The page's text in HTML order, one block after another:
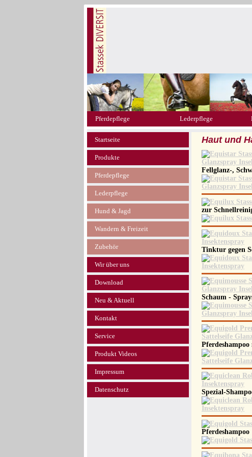
Pferdepflege Lederpflege
Startseite
Produkte
Pferdepflege
Lederpflege
Hund & Jagd
Wandern & Freizeit
Zubehör
Wir über uns
Download
Neu & Aktuell
Kontakt
Service
Produkt Videos
Impressum
Datenschutz
Haut und
Fellglanz-,
zur
Tinktur gegen
Schaum -
Spezial-
Pferdeshampoo